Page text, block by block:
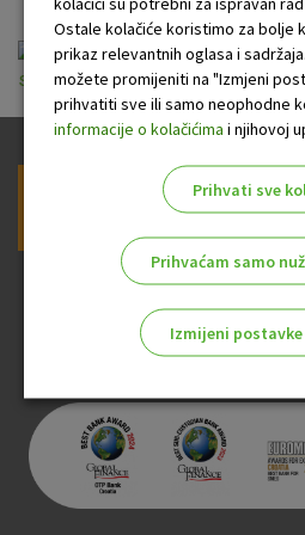
Informacije o
statusu i visini primanja.pdf
Prijava na newsletter OTP
Ostale kolačiće koristimo za bolje
prikaz relevantnih oglasa i
možete promijeniti na "Izmjeni
prihvatiti sve ili samo neophodne
informacije o kolačićima i njihovoj
Prihvati sve
Prihvaćam samo
Izmijeni